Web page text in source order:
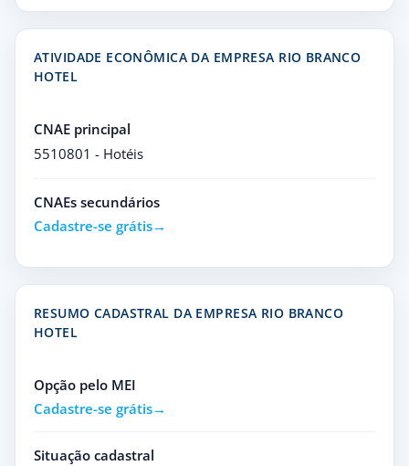
ATIVIDADE ECONÔMICA DA EMPRESA RIO BRANCO
HOTEL
CNAE principal
5510801 - Hotéis
CNAEs secundários
Cadastre-se grátis
RESUMO CADASTRAL DA EMPRESA RIO BRANCO
HOTEL
Opção pelo MEI
Cadastre-se grátis
Situação cadastral